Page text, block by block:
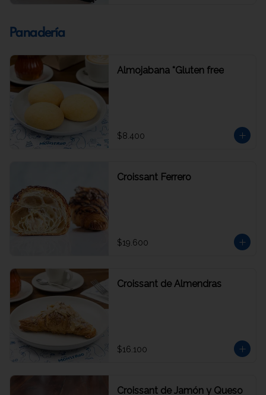
Panadería
Almojabana *Gluten free
$8.400
Croissant Ferrero
$19.600
Croissant de Almendras
$16.100
Croissant de Jamón y Queso